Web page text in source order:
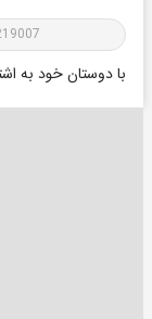
با دوستان خود به